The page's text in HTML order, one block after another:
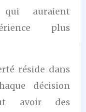
qui auraient
plus
réside dans
décision
avoir des